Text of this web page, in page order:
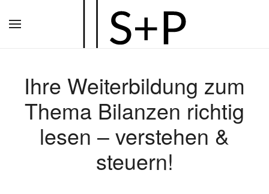
Hauptinhalt
Ihre Weiterbildung zum
Thema Bilanzen richtig
lesen – verstehen &
steuern!